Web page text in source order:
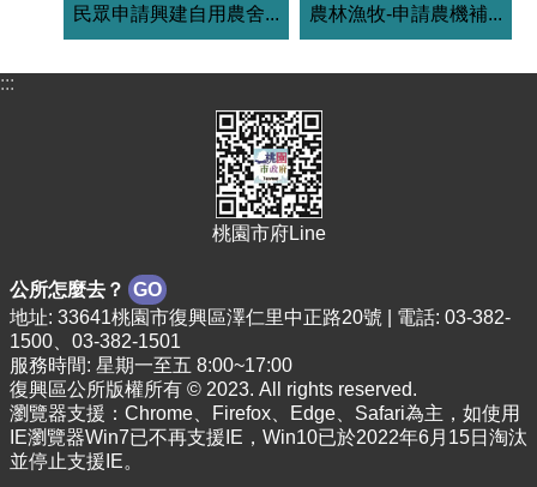
民眾申請興建自用農舍... 農林漁牧-申請農機補...
:::
桃園市府Line
公所怎麼去？ GO
地址: 33641桃園市復興區澤仁里中正路20號 | 電話: 03-382-
1500、03-382-1501
服務時間: 星期一至五 8:00~17:00
復興區公所版權所有 © 2023. All rights reserved.
瀏覽器支援：Chrome、Firefox、Edge、Safari為主，如使用
IE瀏覽器Win7已不再支援IE，Win10已於2022年6月15日淘汰
並停止支援IE。